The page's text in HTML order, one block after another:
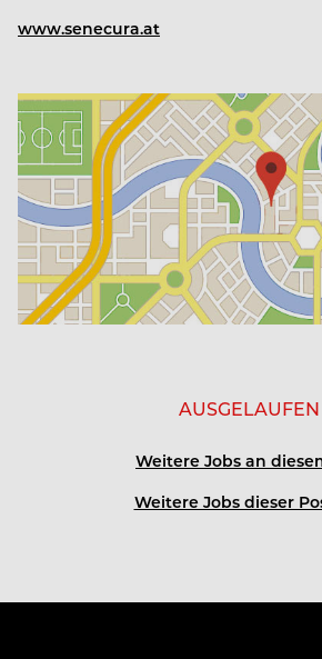
www.senecura.at
AUSGELAUFEN
Weitere Jobs an
Weitere Jobs dieser